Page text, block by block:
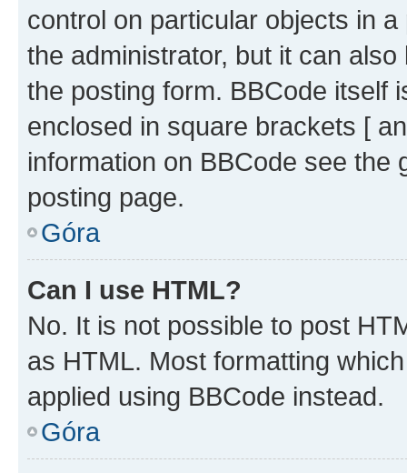
control on particular objects in
the administrator, but it can
the posting form. BBCode itself
enclosed in square brackets [
information on BBCode see
posting page.
Góra
Can I use HTML?
No. It is not possible to post
as HTML. Most formatting
applied using BBCode instead.
Góra